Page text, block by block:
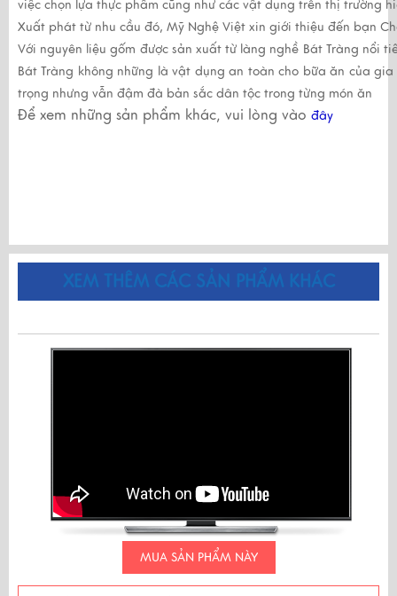
việc chọn lựa thực phẩm cũng như các vật dụng trên thị trường
Xuất phát từ nhu cầu đó, Mỹ Nghệ Việt xin giới thiệu đến bạn
Với nguyên liệu gốm được sản xuất từ làng nghề Bát Tràng nổi
Bát Tràng không những là vật dụng an toàn cho bữa ăn của
trọng nhưng vẫn đậm đà bản sắc dân tộc trong từng món ăn
Để xem những sản phẩm khác, vui lòng vào đây
XEM THÊM CÁC SẢN PHẨM KHÁC
MUA SẢN PHẨM NÀY